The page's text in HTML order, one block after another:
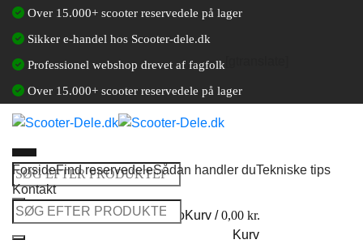
Fortsæt
indhold
Over 15.000+ scooter reservedele på lager
Sikker e-handel hos Scooter-dele.dk
Professionel webshop drevet af fagfolk
Over 15.000+ scooter reservedele på lager
Søg
efter:
Log ind / Opret en kundekontoKurv /0,00 kr.
Kurv
ForsideFind reservedeleSådan handler duTekniske tips
Kontakt
Søg
efter: